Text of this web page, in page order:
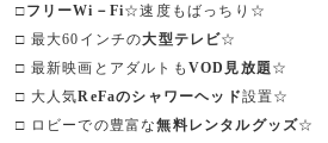
□フリーWi－Fi☆速度もばっちり☆
□ 最大60インチの大型テレビ☆
□ 最新映画とアダルトも VOD見放題☆
□ 大人気ReFaのシャワーヘッド設置☆
□ ロビーでの豊富な無料レンタルグッズ☆